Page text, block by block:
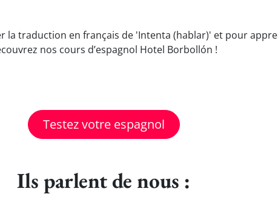
la traduction en français de 'Intenta (hablar)' et pour
nos cours d’espagnol Hotel Borbollón !
Testez votre espagnol
Ils parlent de nous :